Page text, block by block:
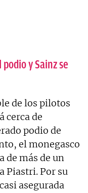
y Sainz se
de los pilotos
cerca de
podio de
el monegasco
de más de un
Piastri. Por su
asegurada